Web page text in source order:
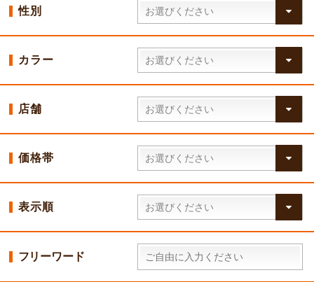
性別
カラー
店舗
価格帯
表示順
フリーワード